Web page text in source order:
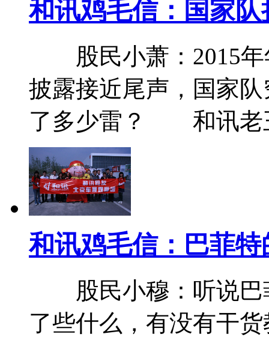
和讯鸡毛信：国家
股民小萧：2015年
披露接近尾声，国家
了多少雷？ 和讯老
和讯鸡毛信：巴菲
股民小穆：听说巴
了些什么，有没有干